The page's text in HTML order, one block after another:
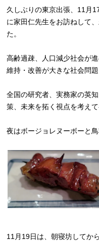
久しぶりの東京出張、11月
に家田仁先生をお訪ねして
た。
高齢過疎、人口減少社会が
維持・改善が大きな社会問題
全国の研究者、実務家の英
策、未来を拓く視点を考え
夜はボージョレヌーボーと
11月19日は、朝寝坊してか